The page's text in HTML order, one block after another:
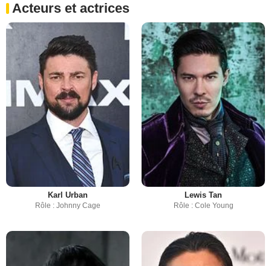
Acteurs et actrices
Karl Urban
Rôle : Johnny Cage
Lewis Tan
Rôle : Cole Young